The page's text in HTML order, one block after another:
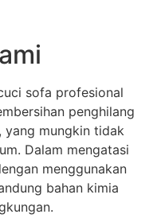
sofa profesional
penghilang
mungkin tidak
Dalam mengatasi
menggunakan
bahan kimia